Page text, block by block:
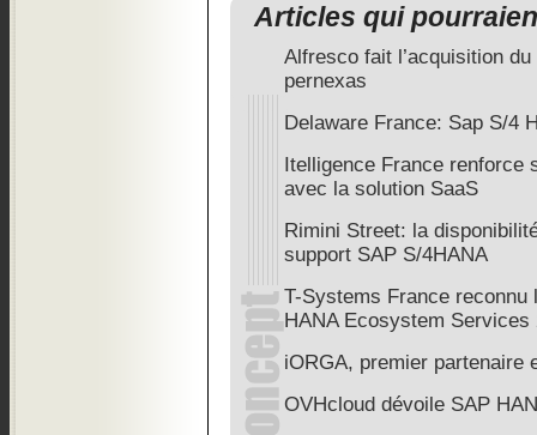
Articles qui
Alfresco fait l’acquisition
pernexas
Delaware France: Sap S/4
Itelligence France renforce
avec la solution SaaS
Rimini Street: la
support SAP S/4HANA
T-Systems France reconnu
HANA Ecosystem Services
iORGA, premier partenaire
OVHcloud dévoile SAP